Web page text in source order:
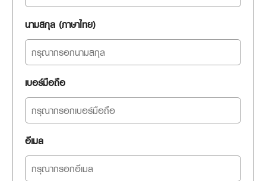
นามสกุล (ภาษาไทย)
เบอร์มือถือ
อีเมล